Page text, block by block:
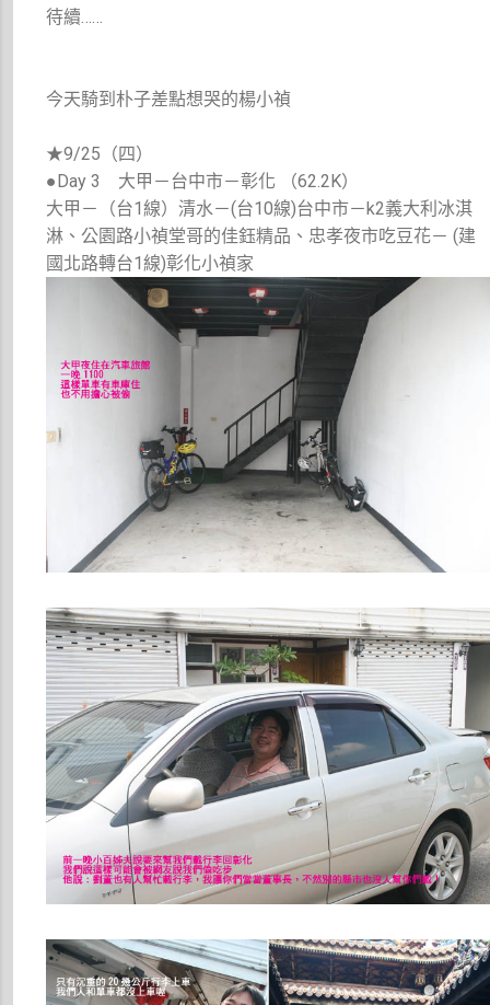
待續……
今天騎到朴子差點想哭的楊小禎
★9/25（四）
●Day 3 大甲－台中市－彰化 （62.2K）
大甲－（台1線）清水－(台10線)台中市－k2義大利冰淇
淋、公園路小禎堂哥的佳鈺精品、忠孝夜市吃豆花－ (建
國北路轉台1線)彰化小禎家